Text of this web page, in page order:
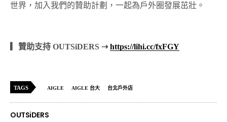
世界，加入我們的贊助計劃，一起為戶外圈發展茁壯。
▎贊助支持 OUTSiDERS ⇢https://lihi.cc/fxFGY
TAGS AIGLE AIGLE 台大 台北戶外店
OUTSiDERS